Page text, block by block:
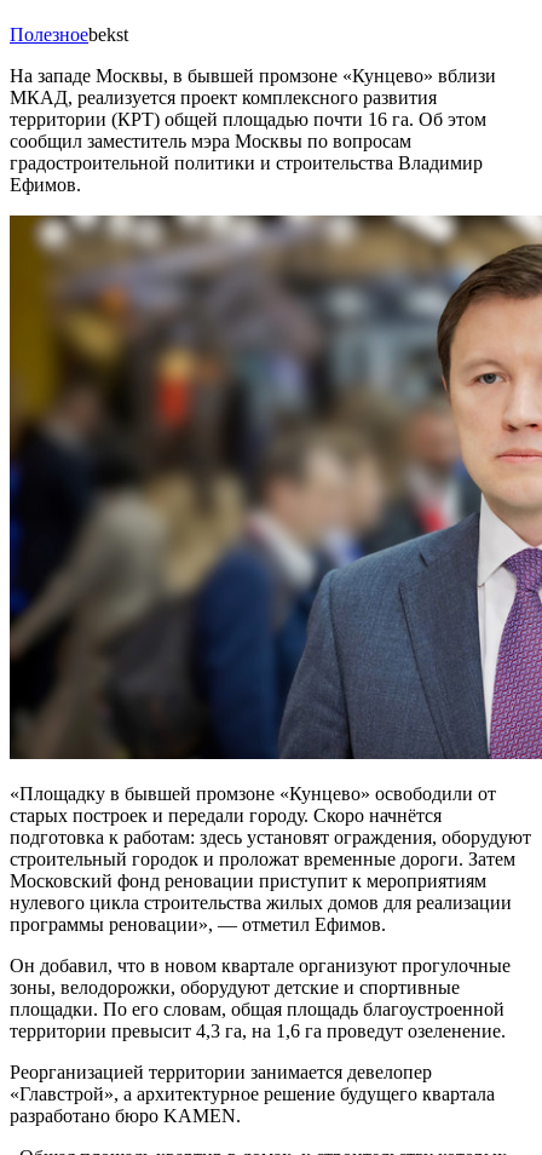
Полезноеbekst
На западе Москвы, в бывшей промзоне «Кунцево» вблизи
МКАД, реализуется проект комплексного развития
территории (КРТ) общей площадью почти 16 га. Об этом
сообщил заместитель мэра Москвы по вопросам
градостроительной политики и строительства Владимир
Ефимов.
«Площадку в бывшей промзоне «Кунцево» освободили от
старых построек и передали городу. Скоро начнётся
подготовка к работам: здесь установят ограждения, оборудуют
строительный городок и проложат временные дороги. Затем
Московский фонд реновации приступит к мероприятиям
нулевого цикла строительства жилых домов для реализации
программы реновации», — отметил Ефимов.
Он добавил, что в новом квартале организуют прогулочные
зоны, велодорожки, оборудуют детские и спортивные
площадки. По его словам, общая площадь благоустроенной
территории превысит 4,3 га, на 1,6 га проведут озеленение.
Реорганизацией территории занимается девелопер
«Главстрой», а архитектурное решение будущего квартала
разработано бюро KAMEN.